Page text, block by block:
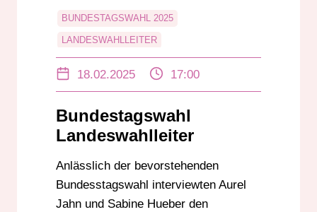
BUNDESTAGSWAHL 2025
LANDESWAHLLEITER
WAHL-ORGANISATION
18.02.2025 17:00
Bundestagswahl
Landeswahlleiter
Anlässlich der bevorstehenden
Bundesstagswahl interviewten Aurel
Jahn und Sabine Hueber den